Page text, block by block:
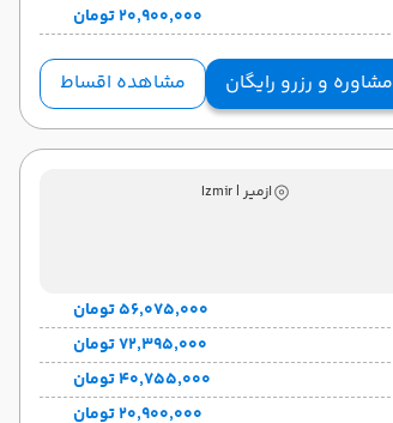
۲۰٬۹۰۰٬۰۰۰ تومان
مشاوره و رزرو رایگان مشاهده اقساط
ازمیر | Izmir
۵۶٬۰۷۵٬۰۰۰ تومان
۷۲٬۳۹۵٬۰۰۰ تومان
۴۰٬۷۵۵٬۰۰۰ تومان
۲۰٬۹۰۰٬۰۰۰ تومان